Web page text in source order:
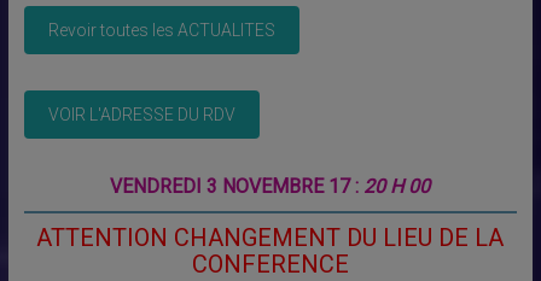
VENDREDI 3 NOVEMBRE 17 : 20 H 00
ATTENTION CHANGEMENT DU LIEU DE LA
CONFERENCE